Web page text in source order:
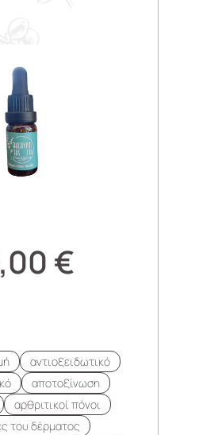
€
αντιοξειδωτικό
αποτοξίνωση
αρθριτικοί πόνοι
του δέρματος